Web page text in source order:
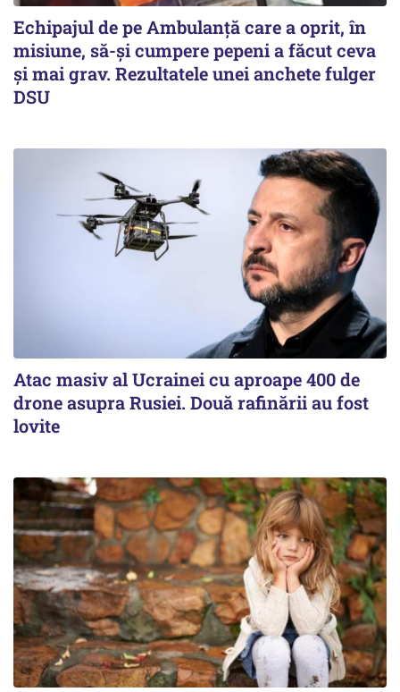
Echipajul de pe Ambulanță care a oprit, în
misiune, să-și cumpere pepeni a făcut ceva
și mai grav. Rezultatele unei anchete fulger
DSU
Atac masiv al Ucrainei cu aproape 400 de
drone asupra Rusiei. Două rafinării au fost
lovite